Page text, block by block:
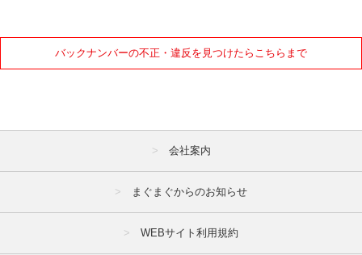
バックナンバーの不正・違反を見つけたらこちらまで
1月 2月 3月
11月
1月 2月 3月
会社案内
まぐまぐからのお知らせ
WEBサイト利用規約